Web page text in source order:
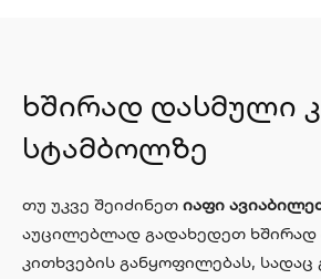
ხშირად დასმული
სტამბოლზე
თუ უკვე შეიძინეთ იაფი
აუცილებლად გადახედეთ
კითხვების განყოფილებას, სადაც